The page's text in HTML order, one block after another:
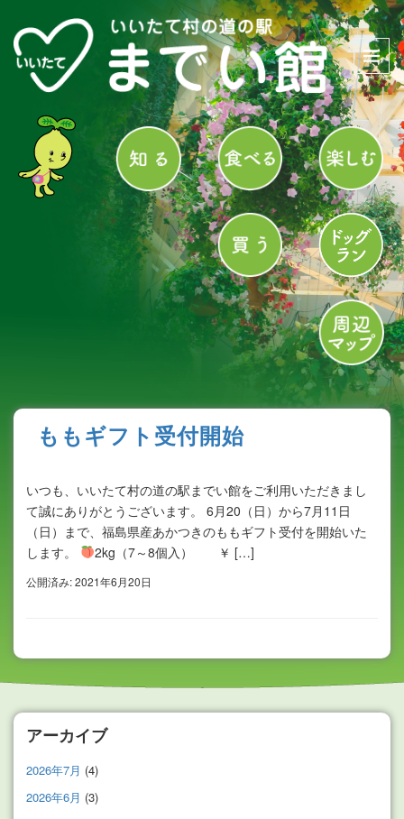
ももギフト受付開始
いつも、いいたて村の道の駅までい館をご利用いただきまし
て誠にありがとうございます。 6月20（日）から7月11日
（日）まで、福島県産あかつきのももギフト受付を開始いた
します。
2kg（7～8個入） ￥ […]
公開済み: 2021年6月20日
アーカイブ
2026年7月 (4)
2026年6月 (3)